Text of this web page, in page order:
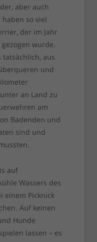
aber auch
so viel
der im Jahr
wurde.
tatsächlich, aus
und
an Land zu
am
Badenden und
sind und
auf
Wassers des
einem Picknick
Auf keinen
Hunde
lassen – es